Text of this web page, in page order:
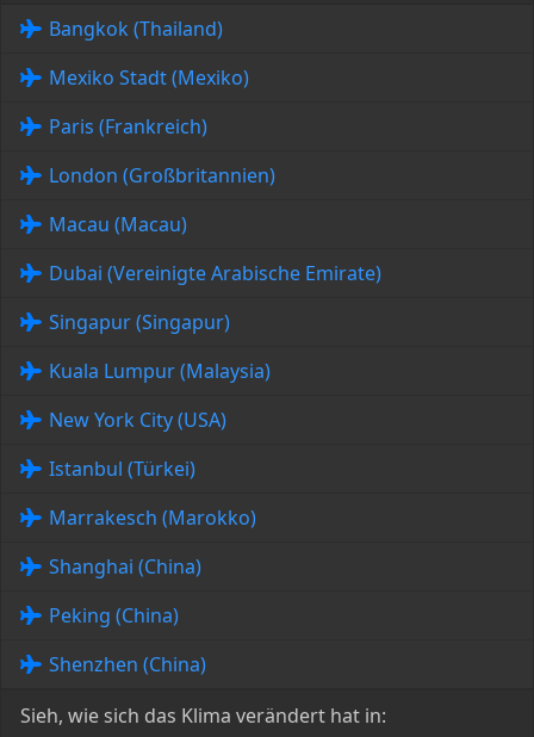
Bangkok (Thailand)
Mexiko Stadt (Mexiko)
Paris (Frankreich)
London (Großbritannien)
Macau (Macau)
Dubai (Vereinigte Arabische Emirate)
Singapur (Singapur)
Kuala Lumpur (Malaysia)
New York City (USA)
Istanbul (Türkei)
Marrakesch (Marokko)
Shanghai (China)
Peking (China)
Shenzhen (China)
Sieh, wie sich das Klima verändert hat in: